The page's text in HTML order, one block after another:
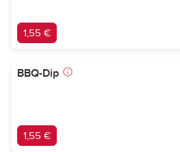
1,55 €
BBQ-Dip
1,55 €